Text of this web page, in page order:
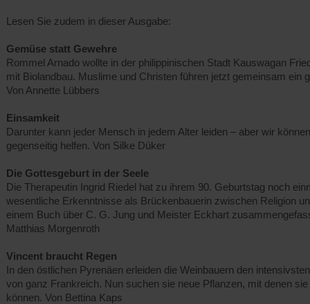
Lesen Sie zudem in dieser Ausgabe:
Gemüse statt Gewehre
Rommel Arnado wollte in der philippinischen Stadt Kauswagan
mit Biolandbau. Muslime und Christen führen jetzt gemeinsam ein
Von Annette Lübbers
Einsamkeit
Darunter kann jeder Mensch in jedem Alter leiden – aber wir
gegenseitig helfen. Von Silke Düker
Die Gottesgeburt in der Seele
Die Therapeutin Ingrid Riedel hat zu ihrem 90. Geburtstag noch
wesentliche Erkenntnisse als Brückenbauerin zwischen Religion
einem Buch über C. G. Jung und Meister Eckhart
Matthias Morgenroth
Vincent braucht Regen
In den östlichen Pyrenäen erleiden die Weinbauern den
von ganz Frankreich. Nun suchen sie neue Pflanzen, mit denen sie
können. Von Bettina Kaps